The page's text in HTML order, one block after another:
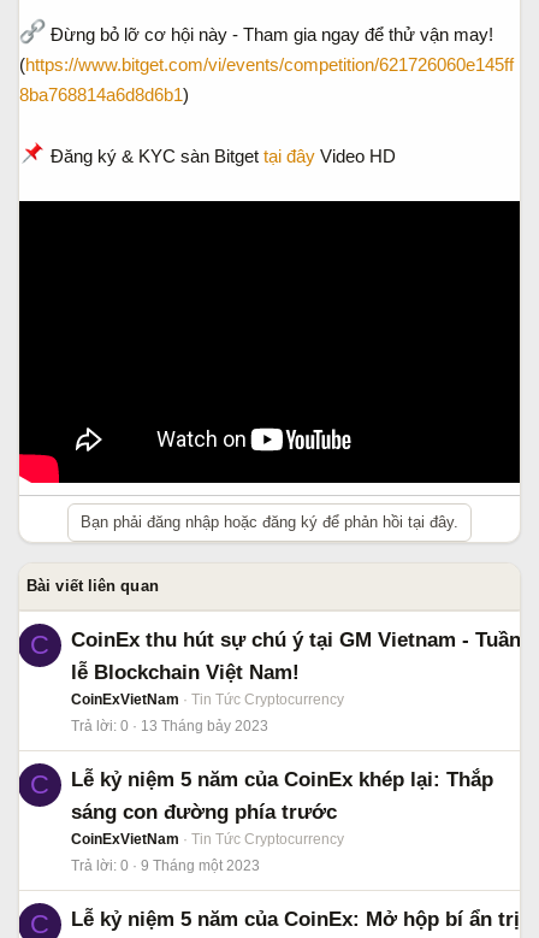
Đừng bỏ lỡ cơ hội này - Tham gia ngay để thử vận may!
(https://www.bitget.com/vi/events/competition/621726060e145ff
8ba768814a6d8d6b1)
Đăng ký & KYC sàn Bitget tại đây Video HD
Bạn phải đăng nhập hoặc đăng ký để phản hồi tại đây.
Bài viết liên quan
C
CoinEx thu hút sự chú ý tại GM Vietnam - Tuần
lễ Blockchain Việt Nam!
CoinExVietNam
Tin Tức Cryptocurrency
Trả lời 0 13 Tháng bảy 2023
C
Lễ kỷ niệm 5 năm của CoinEx khép lại: Thắp
sáng con đường phía trước
CoinExVietNam
Tin Tức Cryptocurrency
Trả lời 0 9 Tháng một 2023
C
Lễ kỷ niệm 5 năm của CoinEx: Mở hộp bí ẩn trị